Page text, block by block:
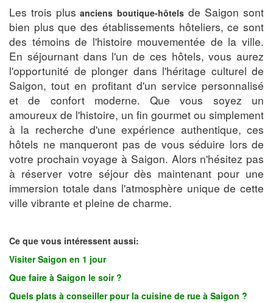
Les trois plus anciens boutique-hôtelsde Saigon sont
bien plus que des établissements hôteliers, ce sont
des témoins de l'histoire mouvementée de la ville.
En séjournant dans l'un de ces hôtels, vous aurez
l'opportunité de plonger dans l'héritage culturel de
Saigon, tout en profitant d'un service personnalisé
et de confort moderne. Que vous soyez un
amoureux de l'histoire, un fin gourmet ou simplement
à la recherche d'une expérience authentique, ces
hôtels ne manqueront pas de vous séduire lors de
votre prochain voyage à Saigon. Alors n'hésitez pas
à réserver votre séjour dès maintenant pour une
immersion totale dans l'atmosphère unique de cette
ville vibrante et pleine de charme.
Ce que vous intéressent aussi:
Visiter Saigon en 1 jour
Que faire à Saigon le soir ?
Quels plats à conseiller pour la cuisine de rue à Saigon ?